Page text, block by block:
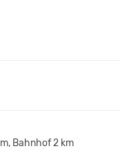
Bahnhof 2 km